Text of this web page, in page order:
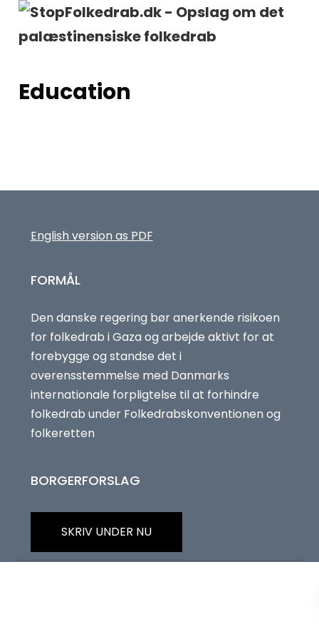
Education
English version as PDF
FORMÅL
Den danske regering bør anerkende risikoen
for folkedrab i Gaza og arbejde aktivt for at
forebygge og standse det i
overensstemmelse med Danmarks
internationale forpligtelse til at forhindre
folkedrab under Folkedrabskonventionen og
folkeretten
BORGERFORSLAG
SKRIV UNDER NU